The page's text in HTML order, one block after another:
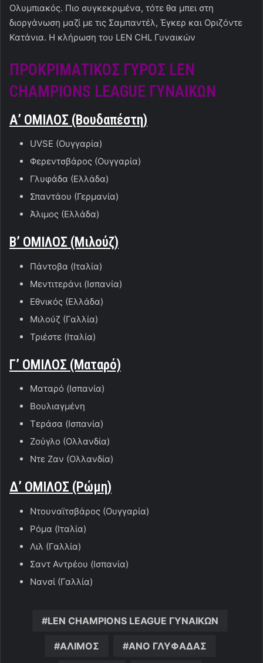
Ολυμπιακός. Πιο συγκεκριμένα, τότε θα μπει στη
διοργάνωση μαζί με τις Σαμπαντέλ, Έγκερ και Οριζόντε
Κατάνια. Η κλήρωση του LEN CHL Γυναικών
ΠΡΟΚΡΙΜΑΤΙΚΟΣ ΓΥΡΟΣ LEN
CHAMPIONS LEAGUE ΓΥΝΑΙΚΩΝ
Α’ ΟΜΙΛΟΣ (Βουδαπέστη)
UVSE (Ουγγαρία)
Φερεντσβάρος (Ουγγαρία)
Γλυφάδα (Ελλάδα)
Σπαντάου (Γερμανία)
Άλιμος (Ελλάδα)
Β’ ΟΜΙΛΟΣ (Μιλούζ)
Πάντοβα (Ιταλία)
Μεντιτεράνι (Ισπανία)
Εθνικός (Ελλάδα)
Μιλούζ (Γαλλία)
Τριέστε (Ιταλία)
Γ’ ΟΜΙΛΟΣ (Ματαρό)
Ματαρό (Ισπανία)
Βουλιαγμένη
Τεράσα (Ισπανία)
Ζούγλο (Ολλανδία)
Ντε Ζαν (Ολλανδία)
Δ’ ΟΜΙΛΟΣ (Ρώμη)
Ντουναϊτσβάρος (Ουγγαρία)
Ρόμα (Ιταλία)
Λιλ (Γαλλία)
Σαντ Αντρέου (Ισπανία)
Νανσί (Γαλλία)
LEN CHAMPIONS LEAGUE ΓΥΝΑΙΚΩΝ
ΑΛΙΜΟΣ ΑΝΟ ΓΛΥΦΑΔΑΣ